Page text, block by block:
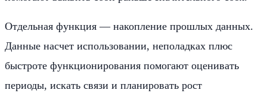
Отдельная функция — накопление прошлых данных.
Данные насчет использовании, неполадках плюс
быстроте функционирования помогают оценивать
периоды, искать связи и планировать рост